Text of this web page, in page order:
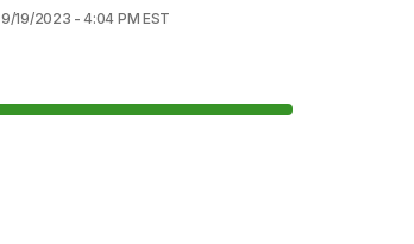
9/19/2023 - 4:04 PM EST